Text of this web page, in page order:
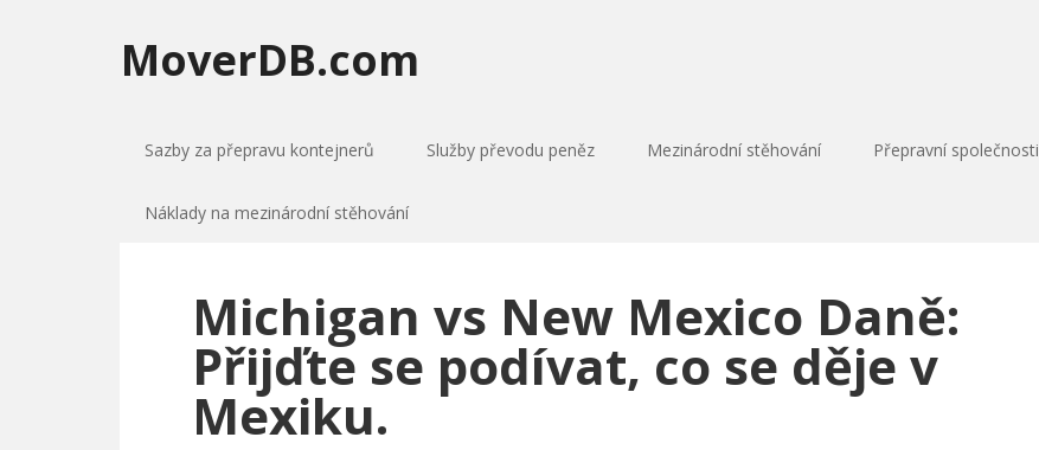
MoverDB.com
Sazby za přepravu kontejnerů Služby převodu peněz Mezinárodní stěhování Přepravní společnosti
Náklady na mezinárodní stěhování
Michigan vs New Mexico Daně:
Přijďte se podívat, co se děje v
Mexiku.